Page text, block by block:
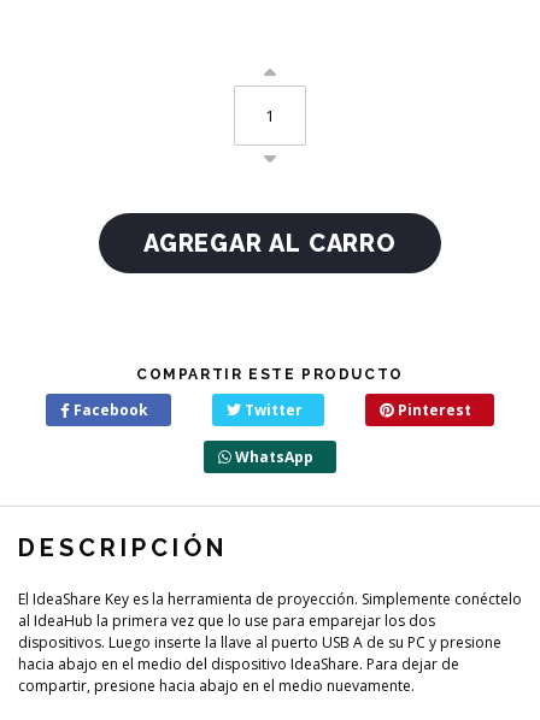
COMPARTIR ESTE PRODUCTO
Facebook Twitter Pinterest
WhatsApp
DESCRIPCIÓN
El IdeaShare Key es la herramienta de proyección. Simplemente conéctelo
al IdeaHub la primera vez que lo use para emparejar los dos
dispositivos. Luego inserte la llave al puerto USB A de su PC y presione
hacia abajo en el medio del dispositivo IdeaShare. Para dejar de
compartir, presione hacia abajo en el medio nuevamente.